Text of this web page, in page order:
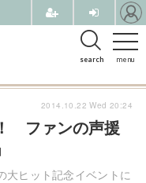
menu
search
ファンの声援
大ヒット記念イベントに
2014.10.22 Wed 20:24